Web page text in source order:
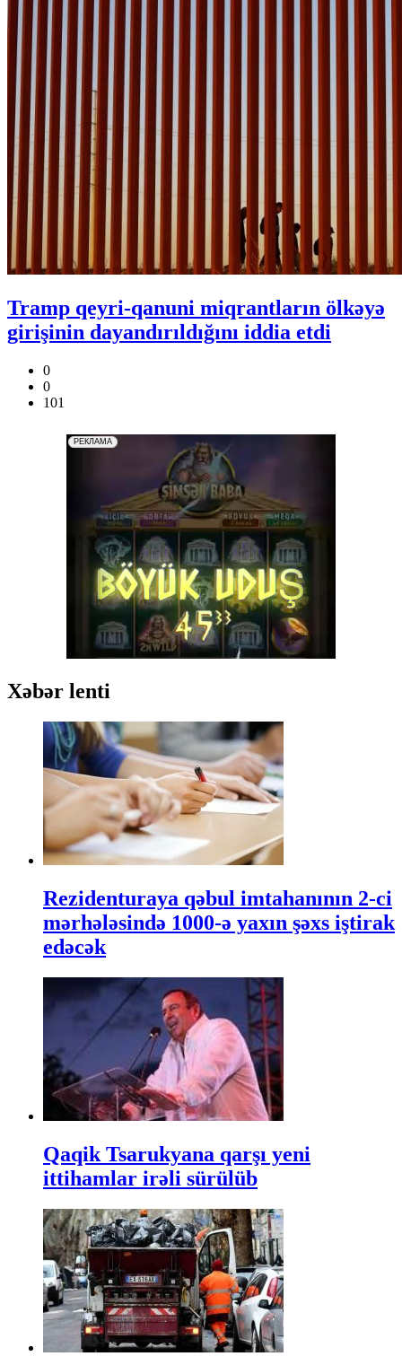
Tramp qeyri-qanuni miqrantların ölkəyə
girişinin dayandırıldığını iddia etdi
0
0
101
Xəbər lenti
Rezidenturaya qəbul imtahanının 2-ci
mərhələsində 1000-ə yaxın şəxs iştirak
edəcək
Qaqik Tsarukyana qarşı yeni
ittihamlar irəli sürülüb